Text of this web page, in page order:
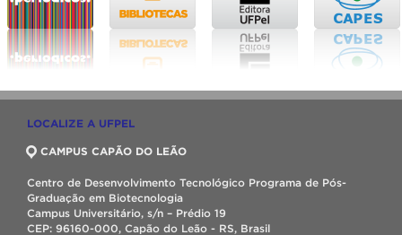
LOCALIZE A UFPEL
CAMPUS CAPÃO DO LEÃO
Centro de Desenvolvimento Tecnológico Programa de Pós-
Graduação em Biotecnologia
Campus Universitário, s/n – Prédio 19
CEP: 96160-000, Capão do Leão - RS, Brasil